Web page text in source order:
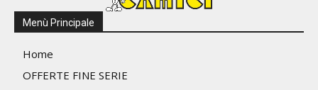
Menù Principale
Home
OFFERTE FINE SERIE